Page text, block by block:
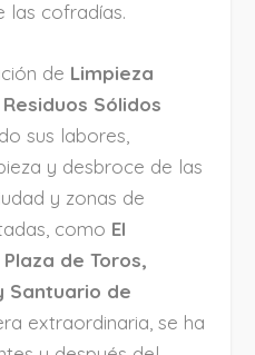
las cofradías.
de Limpieza
Sólidos
sus labores,
y desbroce de las
y zonas de
como El
de Toros,
Santuario de
extraordinaria, se ha